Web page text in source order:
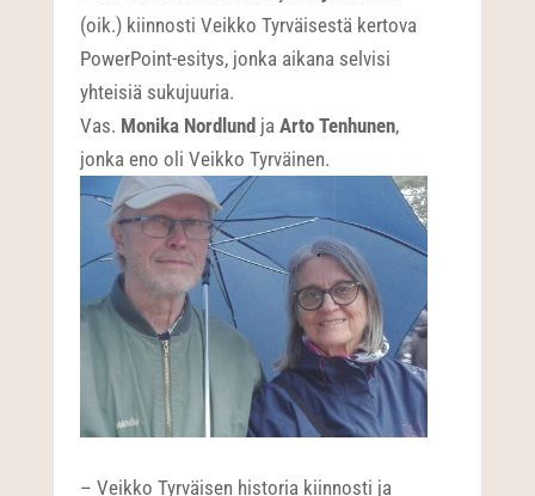
(oik.) kiinnosti Veikko Tyrväisestä kertova
PowerPoint-esitys, jonka aikana selvisi
yhteisiä sukujuuria.
Vas. Monika Nordlund jaArto Tenhunen,
jonka eno oli Veikko Tyrväinen.
– Veikko Tyrväisen historia kiinnosti ja